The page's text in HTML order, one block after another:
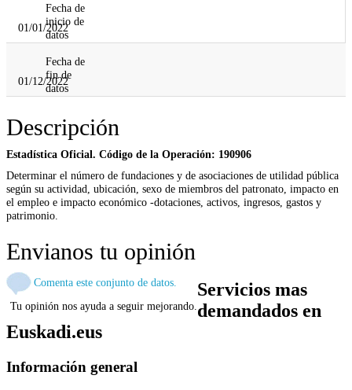
Fecha de
inicio de
datos
01/01/2022
Fecha de
fin de
datos
01/12/2022
Descripción
Estadística Oficial. Código de la Operación: 190906
Determinar el número de fundaciones y de asociaciones de utilidad pública
según su actividad, ubicación, sexo de miembros del patronato, impacto en
el empleo e impacto económico -dotaciones, activos, ingresos, gastos y
patrimonio.
Envianos tu opinión
Comenta este conjunto de datos.
Tu opinión nos ayuda a seguir mejorando.
Servicios mas
demandados en
Euskadi.eus
Información general